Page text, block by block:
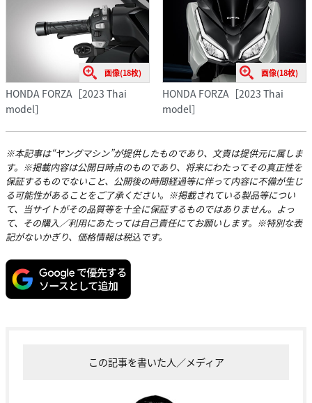
画像(18枚)
HONDA FORZA［2023 Thai
model］
画像(18枚)
HONDA FORZA［2023 Thai
model］
※本記事は“ヤングマシン”が提供したものであり、文責は提供元に属しま
す。※掲載内容は公開日時点のものであり、将来にわたってその真正性を
保証するものでないこと、公開後の時間経過等に伴って内容に不備が生じ
る可能性があることをご了承ください。※掲載されている製品等につい
て、当サイトがその品質等を十全に保証するものではありません。よっ
て、その購入／利用にあたっては自己責任にてお願いします。※特別な表
記がないかぎり、価格情報は税込です。
この記事を書いた人／メディア